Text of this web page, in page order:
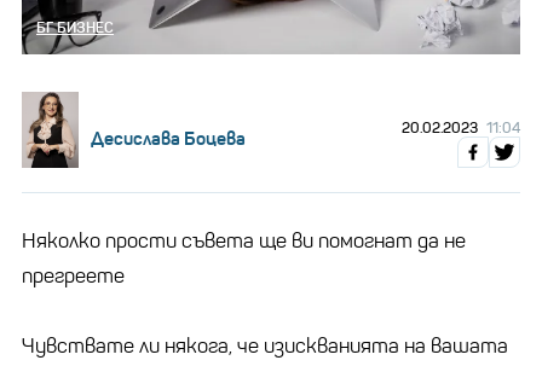
БГ БИЗНЕС
Десислава Боцева 20.02.2023 11:04
Няколко прости съвета ще ви помогнат да не
прегреете
Чувствате ли някога, че изискванията на вашата